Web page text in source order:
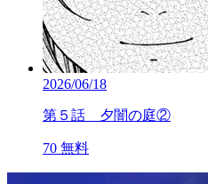
2026/06/18
第５話 夕闇の庭②
70 無料